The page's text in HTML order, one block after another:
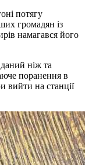
потягу
громадян із
намагався його
ніж та
поранення в
вийти на станції